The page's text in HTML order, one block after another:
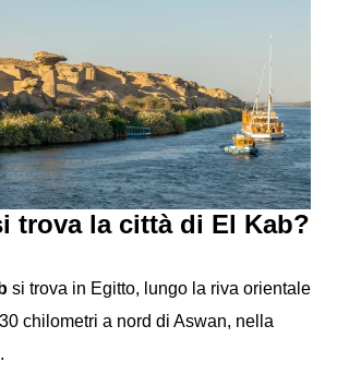
trova la città di El Kab?
si trova in Egitto, lungo la riva orientale
chilometri a nord di Aswan, nella
.